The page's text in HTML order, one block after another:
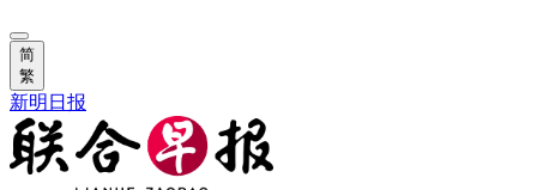
简
繁
新明日报